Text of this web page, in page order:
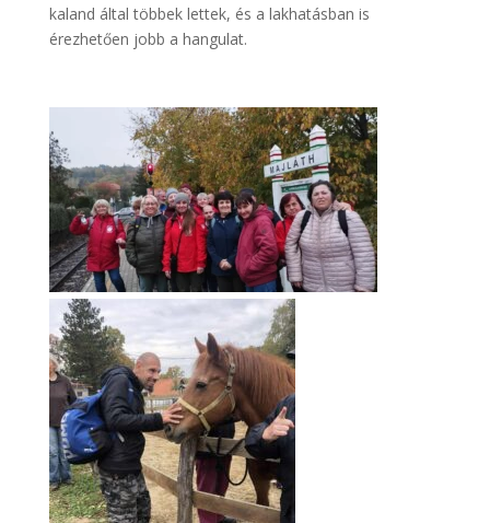
kaland által többek lettek, és a lakhatásban is
érezhetően jobb a hangulat.